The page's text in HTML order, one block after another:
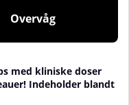
Overvåg
med kliniske doser
Indeholder blandt